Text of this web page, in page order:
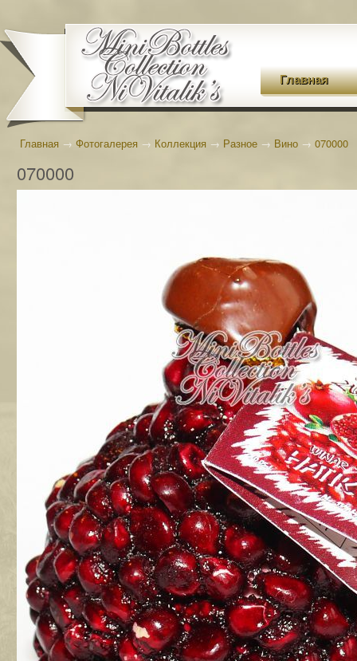
Главная
Главная → Фотогалерея → Коллекция → Разное → Вино → 070000
070000